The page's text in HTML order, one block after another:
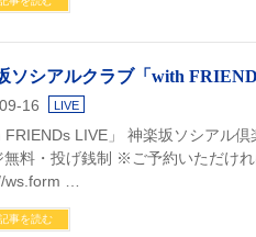
ソシアルクラブ「with
16 LIVE
FRIENDs LIVE」 神楽坂ソシアル
無料・投げ銭制 ※ご予約いただけ
ws.form …
事を読む